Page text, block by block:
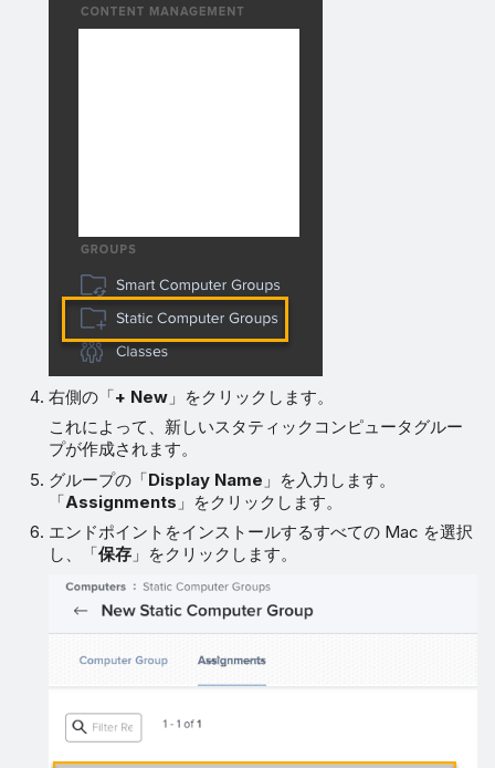
右側の「+ New 」をクリックします。
これによって、新しいスタティックコンピュータグルー
プが作成されます。
グループの「Display Name 」を入力します。
「Assignments 」をクリックします。
エンドポイントをインストールするすべての Mac を選択
し、「保存 」をクリックします。